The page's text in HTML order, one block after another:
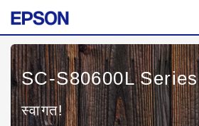
SC-S80600L Series
स्वागत!